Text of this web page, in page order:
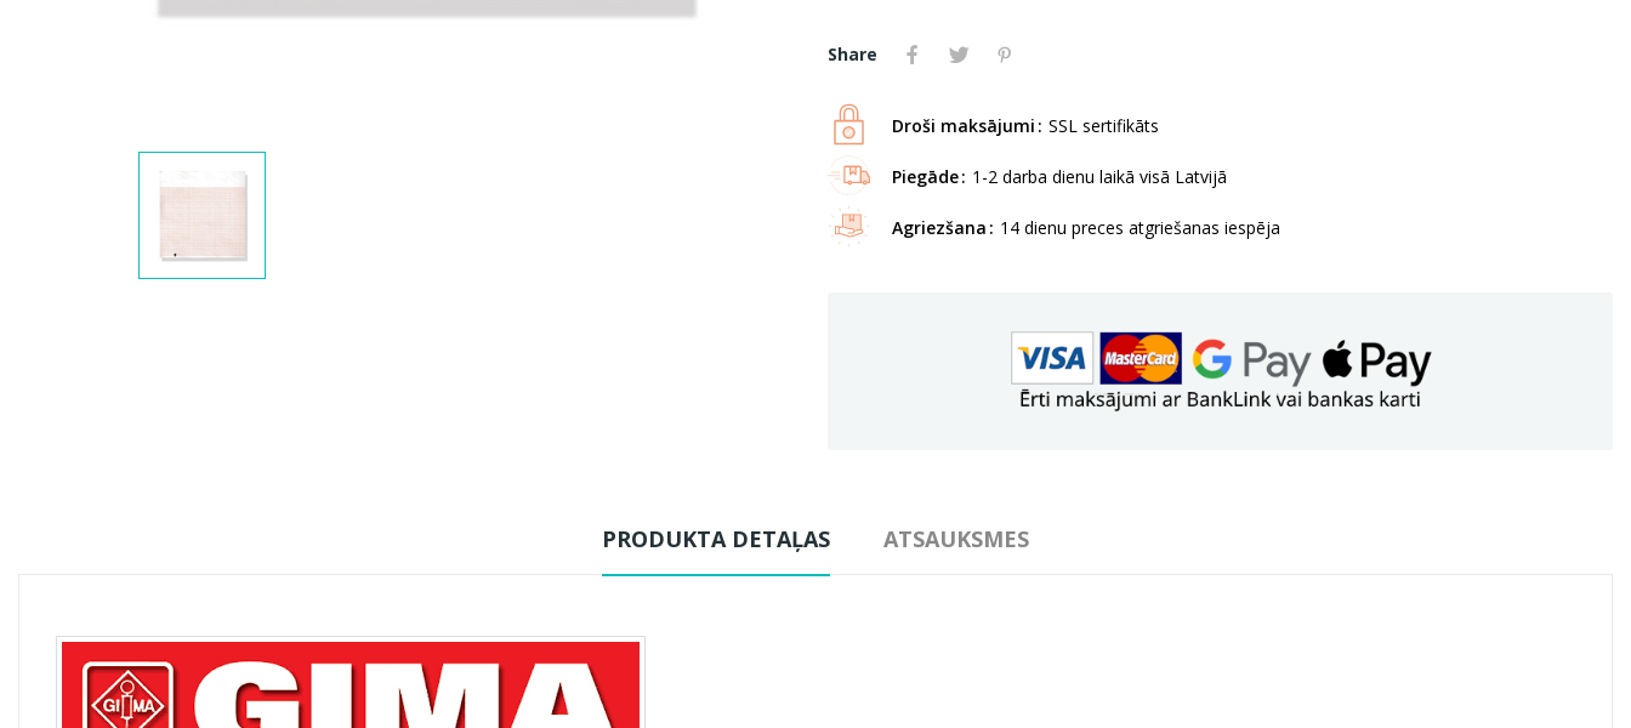
Share
Droši maksājumi SSL sertifikāts
Piegāde 1-2 darba dienu laikā visā Latvijā
Agriezšana 14 dienu preces atgriešanas iespēja
PRODUKTA DETAĻAS ATSAUKSMES